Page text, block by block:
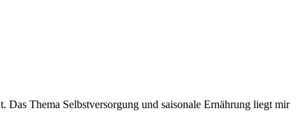
Thema Selbstversorgung und saisonale Ernährung liegt mir